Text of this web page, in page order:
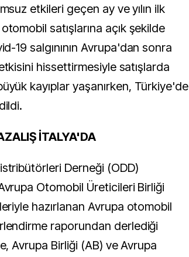
etkileri geçen ay ve yılın ilk
satışlarına açık şekilde
19 salgınının Avrupa'dan sonra
hissettirmesiyle satışlarda
kayıplar yaşanırken, Türkiye'de
İTALYA'DA
Derneği (ODD)
Otomobil Üreticileri Birliği
hazırlanan Avrupa otomobil
raporundan derlediği
Avrupa Birliği (AB) ve Avrupa